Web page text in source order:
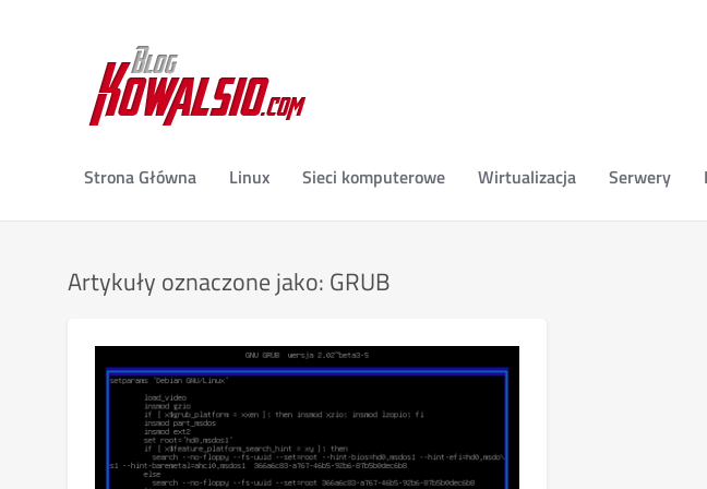
Strona Główna Linux Sieci komputerowe Wirtualizacja Serwery
Artykuły oznaczone jako: GRUB